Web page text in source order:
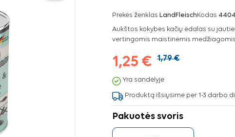
Prekės ženklas LandFleischKodas
Aukštos kokybės kačių ėdalas su
vertingomis maistinėmis
1,25 € 1,79 €
Yra sandėlyje
Produktą išsiųsime per 1-3 darbo
Pakuotės svoris